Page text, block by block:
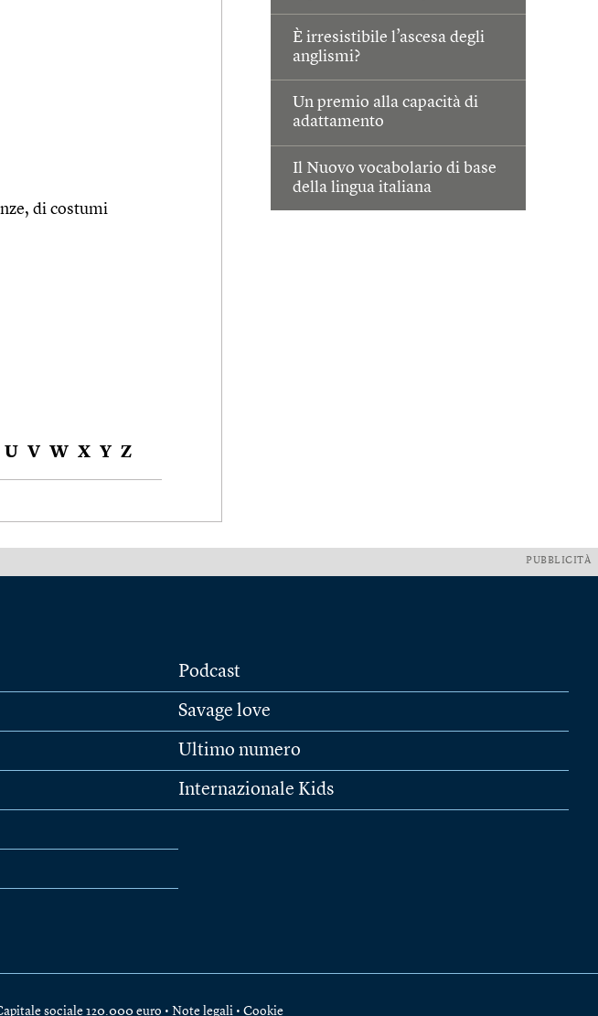
È irresistibile l’ascesa degli
anglismi?
Un premio alla capacità di
adattamento
Il Nuovo vocabolario di base
della lingua italiana
di costumi
U V W X Y Z
PUBBLICITÀ
Podcast
Savage love
Ultimo numero
Internazionale Kids
sociale 120.000 euro • Note legali • Cookie